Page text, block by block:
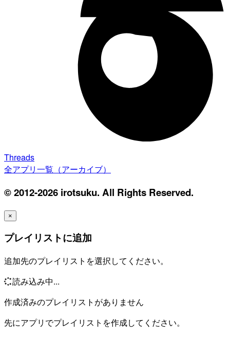
Threads
全アプリ一覧（アーカイブ）
© 2012-2026 irotsuku. All Rights Reserved.
×
プレイリストに追加
追加先のプレイリストを選択してください。
読み込み中...
作成済みのプレイリストがありません
先にアプリでプレイリストを作成してください。